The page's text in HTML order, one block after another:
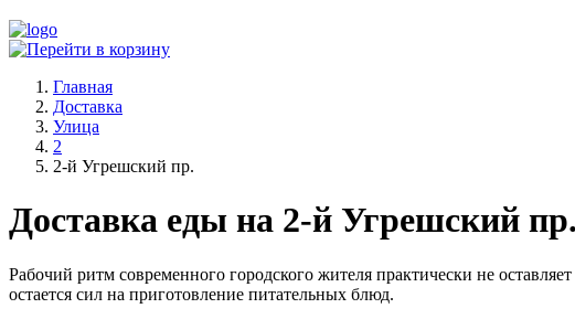
Главная
Доставка
Улица
2
2-й Угрешский пр.
Доставка еды на 2-й Угрешский пр.
Рабочий ритм современного городского жителя практически не
остается сил на приготовление питательных блюд.